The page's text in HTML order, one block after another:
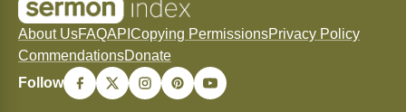
About UsFAQAPI Copying PermissionsPrivacy Policy
CommendationsDonate
Follow